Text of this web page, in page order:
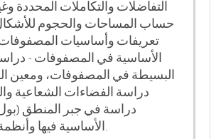
التفاضلات والتكاملات المحددة
حساب المساحات والحجوم
تعريفات وأساسيات
الأساسية في المصفوفات -
البسيطة في المصفوفات، ومعين
دراسة الفضاءات الشعاعية
دراسة في جبر المنطق
الأساسية فيها وأنظمة العد الثنائي.